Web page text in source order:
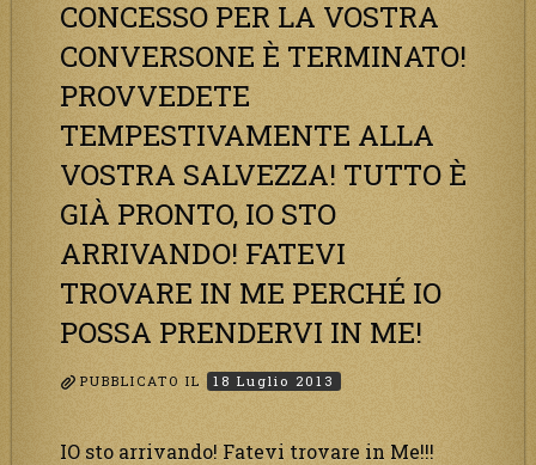
CONCESSO PER LA VOSTRA
CONVERSONE È TERMINATO!
PROVVEDETE
TEMPESTIVAMENTE ALLA
VOSTRA SALVEZZA! TUTTO È
GIÀ PRONTO, IO STO
ARRIVANDO! FATEVI
TROVARE IN ME PERCHÉ IO
POSSA PRENDERVI IN ME!
PUBBLICATO IL 18 Luglio 2013
IO sto arrivando! Fatevi trovare in Me!!!